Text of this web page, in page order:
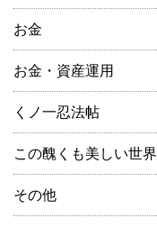
お金
お金・資産運用
くノ一忍法帖
この醜くも美しい世界
その他